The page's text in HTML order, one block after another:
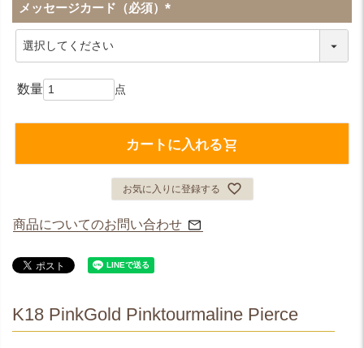
メッセージカード（必須）
(
カートに入れる
お気に入りに登録する
商品についてのお問い合わせ
K18 PinkGold Pinktourmaline Pierce